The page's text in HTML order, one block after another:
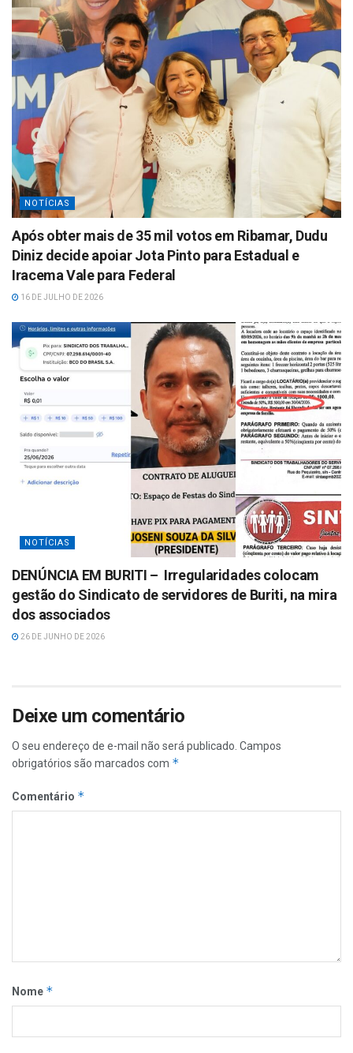
NOTÍCIAS
Após obter mais de 35 mil votos em Ribamar, Dudu
Diniz decide apoiar Jota Pinto para Estadual e
Iracema Vale para Federal
16 DE JULHO DE 2026
NOTÍCIAS
DENÚNCIA EM BURITI – Irregularidades colocam
gestão do Sindicato de servidores de Buriti, na mira
dos associados
26 DE JUNHO DE 2026
Deixe um comentário
O seu endereço de e-mail não será publicado. Campos
obrigatórios são marcados com *
Comentário *
Nome *